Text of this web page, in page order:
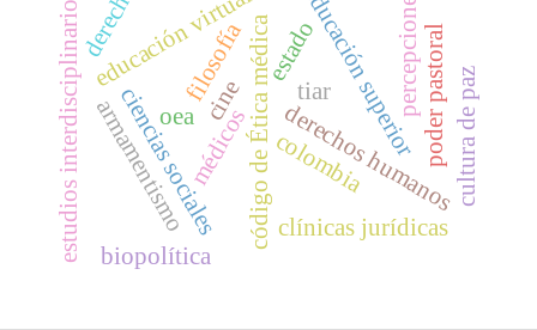
derechos humanos
médicoscódigo de Ética médicacolombia
educación superior
educación virtual
estudios interdisciplinarios ciencias sociales clínicas jurídicas
armamentismo
tiar
oea poder pastoral
estado
biopolítica
filosofía
cultura de paz
percepciones
cine
derecho